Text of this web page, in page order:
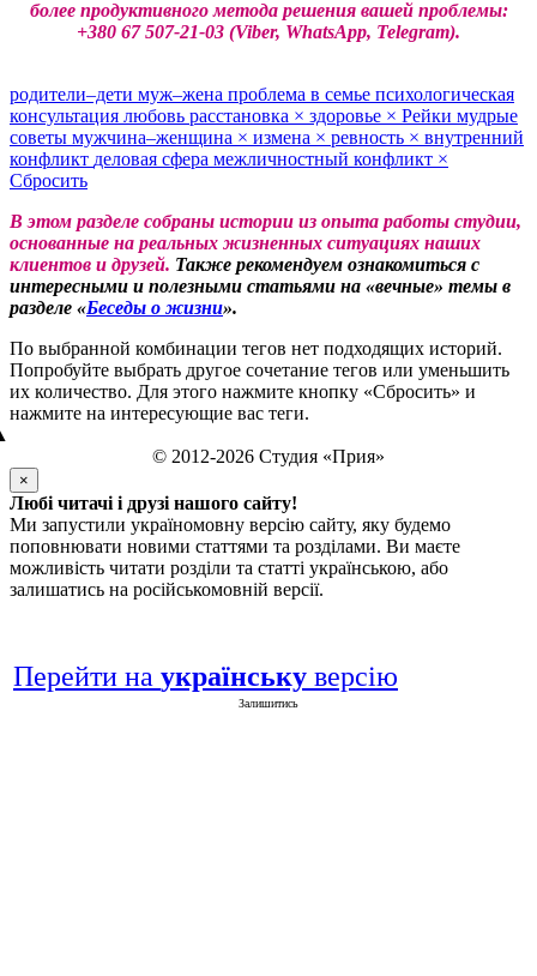
более продуктивного метода решения вашей проблемы:
+380 67 507-21-03 (Viber, WhatsApp, Telegram).
родители–дети муж–жена проблема в семье психологическая
консультация любовь расстановка × здоровье × Рейки мудрые
советы мужчина–женщина × измена × ревность × внутренний
конфликт деловая сфера межличностный конфликт ×
Сбросить
В этом разделе собраны истории из опыта работы студии,
основанные на реальных жизненных ситуациях наших
клиентов и друзей. Также рекомендуем ознакомиться с
интересными и полезными статьями на «вечные» темы в
разделе «Беседы о жизни».
По выбранной комбинации тегов нет подходящих историй.
Попробуйте выбрать другое сочетание тегов или уменьшить
их количество. Для этого нажмите кнопку «Сбросить» и
нажмите на интересующие вас теги.
© 2012-2026 Студия «Прия»
×
Любі читачі і друзі нашого сайту!
Ми запустили україномовну версію сайту, яку будемо
поповнювати новими статтями та розділами. Ви маєте
можливість читати розділи та статті українською, або
залишатись на російськомовній версії.
Перейти на українську версію
Залишитись